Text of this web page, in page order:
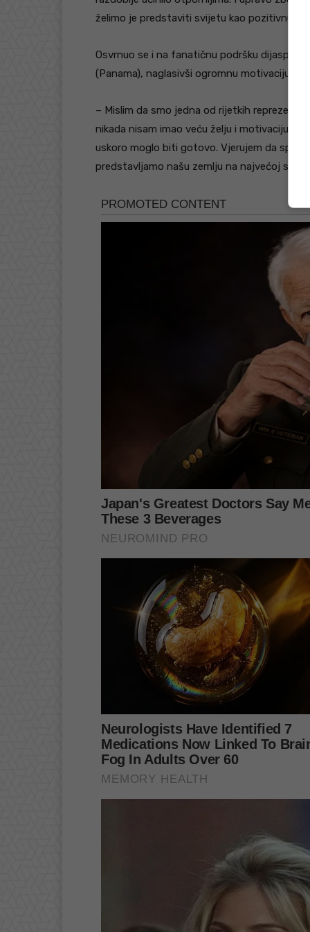
želimo je predstaviti svijetu kao pozitivnu
Osvrnuo se i na fanatičnu podršku
(Panama), naglasivši ogromnu motivaciju
– Mislim da smo jedna od rijetkih
nikada nisam imao veću želju i motivaciju.
uskoro moglo biti gotovo. Vjerujem da sport
predstavljamo našu zemlju na najvećoj